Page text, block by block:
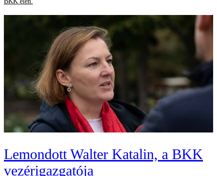
Lemondott Walter Katalin, a BKK
vezérigazgatója